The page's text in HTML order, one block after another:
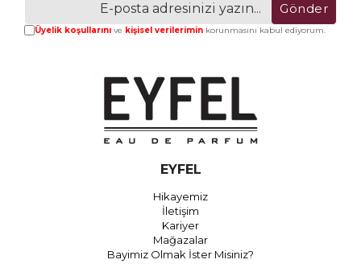
Gönder
Üyelik koşullarınıve kişisel verileriminkorunmasını kabul ediyorum.
EYFEL
Hikayemiz
İletişim
Kariyer
Mağazalar
Bayimiz Olmak İster Misiniz?